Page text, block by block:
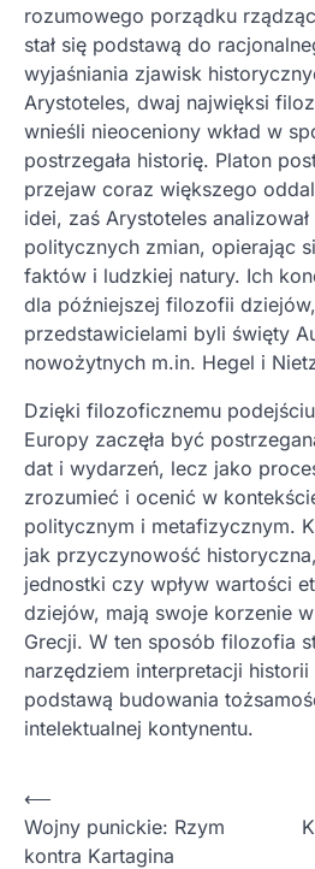
rozumowego porządku
stał się podstawą do
wyjaśniania zjawisk
Arystoteles, dwaj najwięksi
wnieśli nieoceniony wkład w
postrzegała historię. Platon
przejaw coraz większego
idei, zaś Arystoteles
politycznych zmian, opierając
faktów i ludzkiej natury. Ich
dla późniejszej filozofii
przedstawicielami byli święty
nowożytnych m.in. Hegel i
Dzięki filozoficznemu
Europy zaczęła być
dat i wydarzeń, lecz jako
zrozumieć i ocenić w
politycznym i metafizycznym.
jak przyczynowość
jednostki czy wpływ wartości
dziejów, mają swoje korzenie
Grecji. W ten sposób filozofia
narzędziem interpretacji
podstawą budowania
intelektualnej kontynentu.
Nawigacja
wpisu
⟵
Wojny punickie: Rzym
kontra Kartagina